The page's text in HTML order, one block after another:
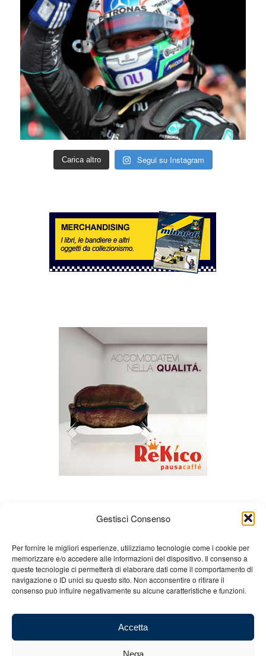
Gestisci Consenso
Per fornire le migliori esperienze, utilizziamo tecnologie come i cookie per
memorizzare e/o accedere alle informazioni del dispositivo. Il consenso a
queste tecnologie ci permetterà di elaborare dati come il comportamento di
navigazione o ID unici su questo sito. Non acconsentire o ritirare il
consenso può influire negativamente su alcune caratteristiche e funzioni.
Accetta
Nega
Carica altro Segui su Instagram
Chi siamo Gian Carlo Minardi
Gear
Merchandising
Partners Contatti